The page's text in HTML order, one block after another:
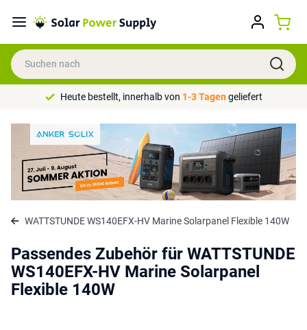
Heute bestellt, innerhalb von 1-3 Tagengeliefert
WATTSTUNDE WS140EFX-HV Marine Solarpanel Flexible 140W
Passendes Zubehör für WATTSTUNDE
WS140EFX-HV Marine Solarpanel
Flexible 140W